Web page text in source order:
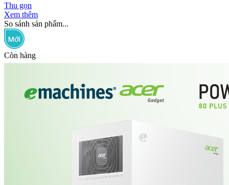
Thu gọn
Xem thêm
So sánh sản phẩm...
Còn hàng